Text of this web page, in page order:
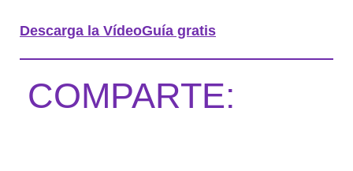
Descarga la VídeoGuía gratis
COMPARTE: